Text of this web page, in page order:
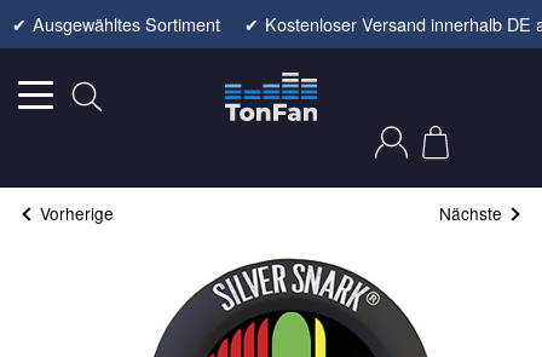
✔ Ausgewähltes Sortiment ✔ Kostenloser Versand innerhalb DE
Vorherige Nächste